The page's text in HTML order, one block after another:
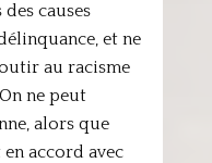
causes
et ne
au racisme
ne peut
alors que
accord avec